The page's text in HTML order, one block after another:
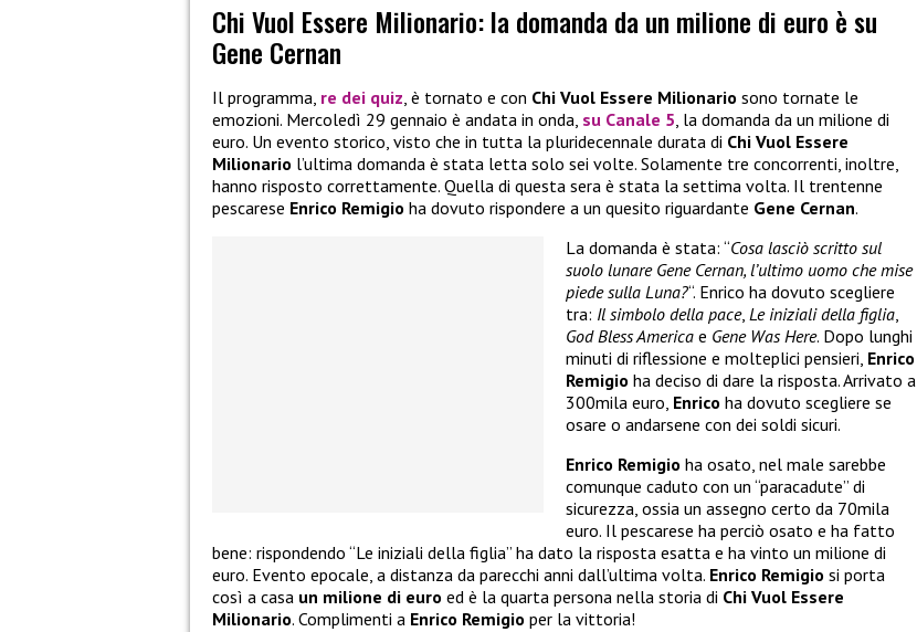
Chi Vuol Essere Milionario: la domanda da un milione di euro è su
Gene Cernan
Il programma, re dei quiz, è tornato e con Chi Vuol Essere Milionario sono tornate le
emozioni. Mercoledì 29 gennaio è andata in onda, su Canale 5, la domanda da un milione di
euro. Un evento storico, visto che in tutta la pluridecennale durata di Chi Vuol Essere
Milionario l’ultima domanda è stata letta solo sei volte. Solamente tre concorrenti, inoltre,
hanno risposto correttamente. Quella di questa sera è stata la settima volta. Il trentenne
pescarese Enrico Remigio ha dovuto rispondere a un quesito riguardante Gene Cernan.
La domanda è stata: “Cosa lasciò scritto sul
suolo lunare Gene Cernan, l’ultimo uomo che mise
piede sulla Luna?“. Enrico ha dovuto scegliere
tra: Il simbolo della pace, Le iniziali della figlia,
God Bless America e Gene Was Here. Dopo lunghi
minuti di riflessione e molteplici pensieri, Enrico
Remigio ha deciso di dare la risposta. Arrivato a
300mila euro, Enrico ha dovuto scegliere se
osare o andarsene con dei soldi sicuri.
Enrico Remigio ha osato, nel male sarebbe
comunque caduto con un “paracadute” di
sicurezza, ossia un assegno certo da 70mila
euro. Il pescarese ha perciò osato e ha fatto
bene: rispondendo “Le iniziali della figlia” ha dato la risposta esatta e ha vinto un milione di
euro. Evento epocale, a distanza da parecchi anni dall’ultima volta. Enrico Remigio si porta
così a casa un milione di euro ed è la quarta persona nella storia di Chi Vuol Essere
Milionario. Complimenti a Enrico Remigio per la vittoria!